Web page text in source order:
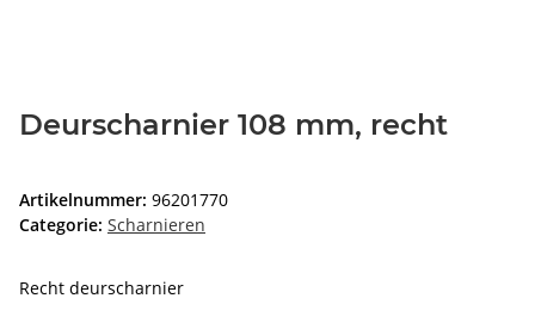
Deurscharnier 108 mm, recht
Artikelnummer: 96201770
Categorie: Scharnieren
Recht deurscharnier